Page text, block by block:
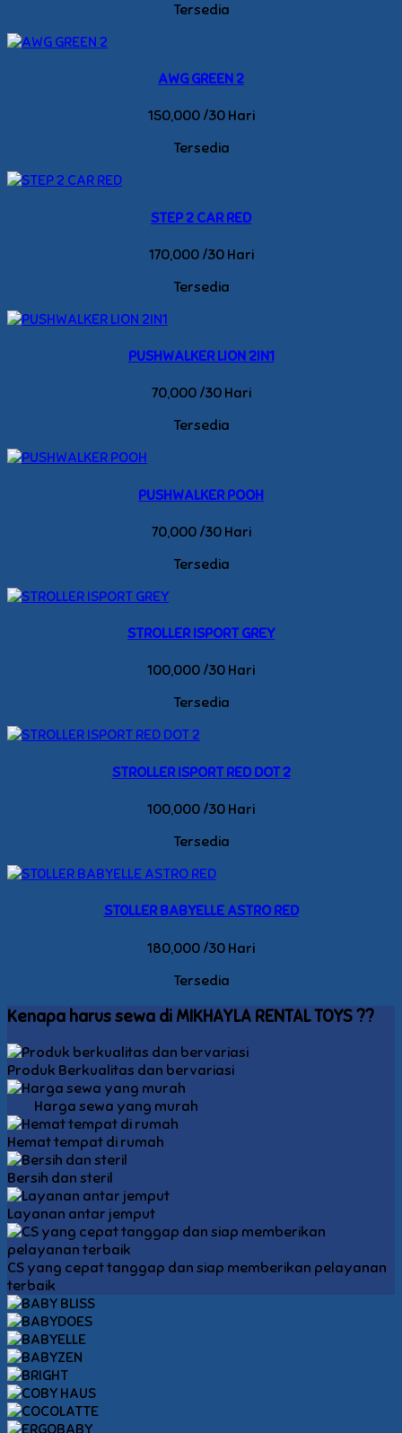
Tersedia
AWG GREEN 2
150,000 /30 Hari
Tersedia
STEP 2 CAR RED
170,000 /30 Hari
Tersedia
PUSHWALKER LION 2IN1
70,000 /30 Hari
Tersedia
PUSHWALKER POOH
70,000 /30 Hari
Tersedia
STROLLER ISPORT GREY
100,000 /30 Hari
Tersedia
STROLLER ISPORT RED DOT 2
100,000 /30 Hari
Tersedia
ST0LLER BABYELLE ASTRO RED
180,000 /30 Hari
Tersedia
Kenapa harus sewa di MIKHAYLA RENTAL TOYS ??
Produk Berkualitas dan bervariasi
Harga sewa yang murah
Hemat tempat di rumah
Bersih dan steril
Layanan antar jemput
CS yang cepat tanggap dan siap memberikan pelayanan
terbaik